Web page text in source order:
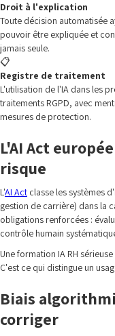
Droit à l'explication
Toute décision automatisée
pouvoir être expliquée et
jamais seule.
📋
Registre de traitement
L'utilisation de l'IA dans les
traitements RGPD, avec
mesures de protection.
L'AI Act
risque
L'AI Act classe les systèmes
gestion de carrière) dans la
obligations renforcées :
contrôle humain
Une formation IA RH
C'est ce qui distingue un
Biais
corriger